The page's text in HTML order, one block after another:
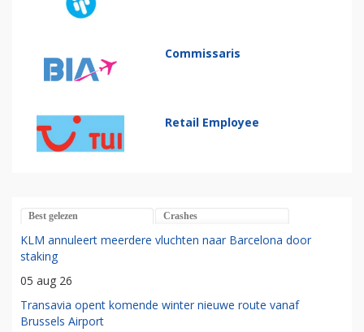
Commissaris
Retail Employee
Best gelezen Crashes
KLM annuleert meerdere vluchten naar Barcelona door
staking
05 aug 26
Transavia opent komende winter nieuwe route vanaf
Brussels Airport